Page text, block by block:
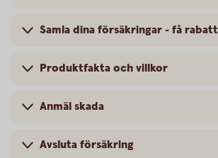
Samla dina försäkringar - få rabatt
Produktfakta och villkor
Anmäl skada
Avsluta försäkring